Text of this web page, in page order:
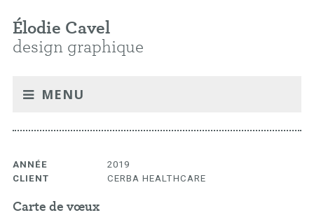
Élodie Cavel
design graphique
MENU
ANNÉE
2019
CLIENT
CERBA HEALTHCARE
Carte de vœux